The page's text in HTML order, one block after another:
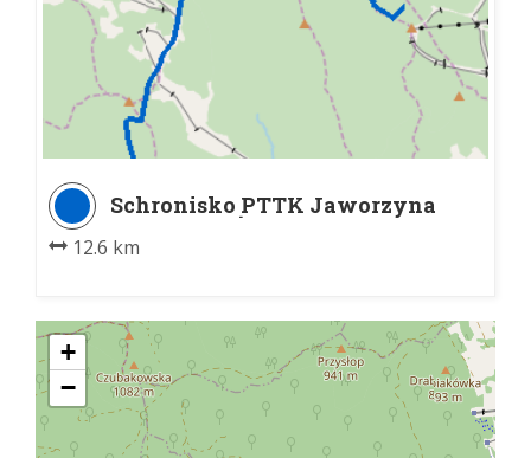
Schronisko PTTK Jaworzyna
Krynicka - Żegiestów Palenica
12.6 km
+
−